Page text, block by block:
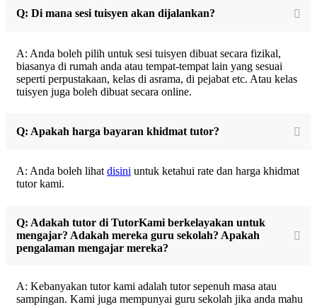
Q: Di mana sesi tuisyen akan dijalankan?
A: Anda boleh pilih untuk sesi tuisyen dibuat secara fizikal,
biasanya di rumah anda atau tempat-tempat lain yang sesuai
seperti perpustakaan, kelas di asrama, di pejabat etc. Atau kelas
tuisyen juga boleh dibuat secara online.
Q: Apakah harga bayaran khidmat tutor?
A: Anda boleh lihat disini untuk ketahui rate dan harga khidmat
tutor kami.
Q: Adakah tutor di TutorKami berkelayakan untuk
mengajar? Adakah mereka guru sekolah? Apakah
pengalaman mengajar mereka?
A: Kebanyakan tutor kami adalah tutor sepenuh masa atau
sampingan. Kami juga mempunyai guru sekolah jika anda mahu